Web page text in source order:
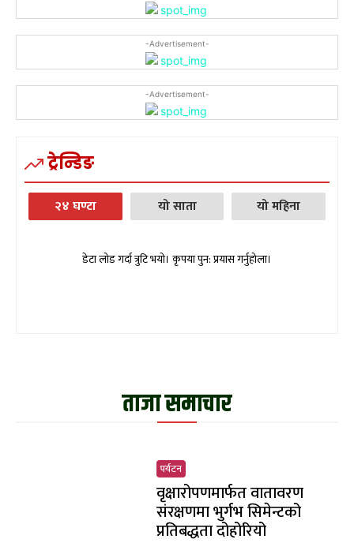
-Advertisement-
-Advertisement-
ट्रेन्डिङ
२४ घण्टा यो साता यो महिना
डेटा लोड गर्दा त्रुटि भयो। कृपया पुन: प्रयास गर्नुहोला।
ताजा समाचार
पर्यटन
वृक्षारोपणमार्फत वातावरण
संरक्षणमा भुर्गभ सिमेन्टको
प्रतिबद्धता दोहोरियो